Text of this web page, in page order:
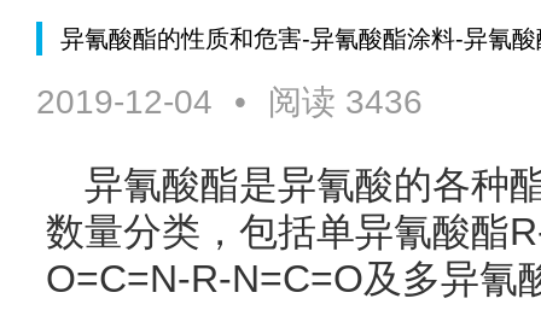
异氰酸酯的性质和危害-异氰酸酯涂料-异氰
2019-12-04 • 阅读 3436
异氰酸酯是异氰酸的各种
数量分类，包括单异氰酸酯
O=C=N-R-N=C=O及多异氰